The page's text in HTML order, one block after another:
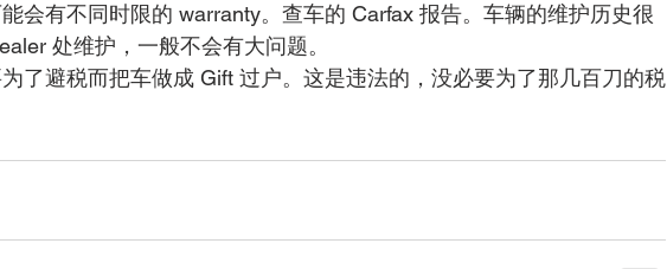
会有不同时限的 warranty。查车的 Carfax 报告。车辆的维护历史很
处维护，一般不会有大问题。
了避税而把车做成 Gift 过户。这是违法的，没必要为了那几百刀的税